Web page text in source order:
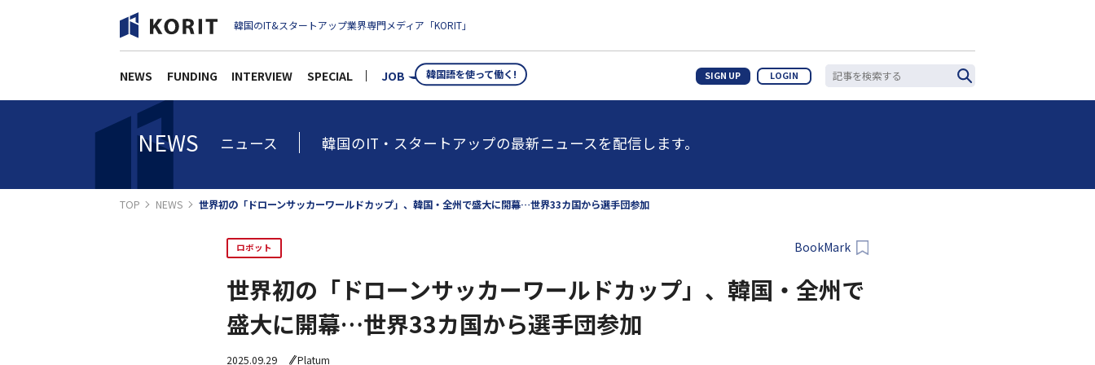
韓国のIT&スタートアップ業界専門メディア「KORIT」
NEWS FUNDING INTERVIEW SPECIAL JOB 韓国語を使って働く! SIGN UP LOGIN
NEWS ニュース 韓国のIT・スタートアップの最新ニュースを配信します。
TOP NEWS 世界初の「ドローンサッカーワールドカップ」、韓国・全州で盛大に開幕…世界33カ国から選手団参加
ロボット BookMark
世界初の「ドローンサッカーワールドカップ」、韓国・全州で
盛大に開幕…世界33カ国から選手団参加
2025.09.29 Platum